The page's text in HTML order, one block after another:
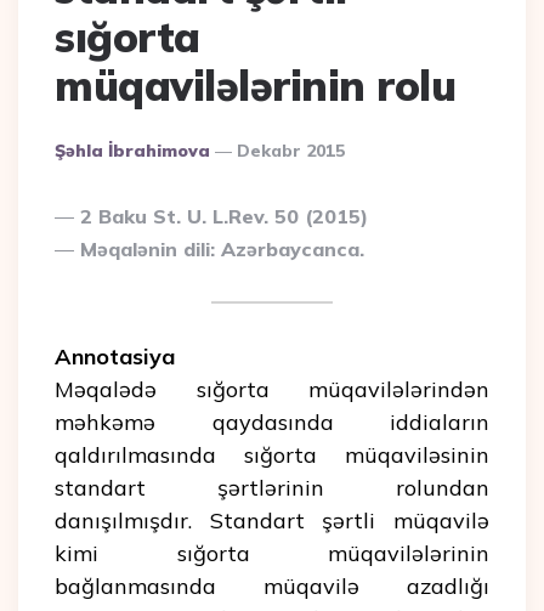
sığorta
müqavilələrinin rolu
Posted
By
Şəhla İbrahimova Dekabr 2015
2 Baku St. U. L.Rev. 50 (2015)
Məqalənin dili: Azərbaycanca.
Annotasiya
Məqalədə sığorta müqavilələrindən
məhkəmə qaydasında iddiaların
qaldırılmasında sığorta müqaviləsinin
standart şərtlərinin rolundan
danışılmışdır. Standart şərtli müqavilə
kimi sığorta müqavilələrinin
bağlanmasında müqavilə azadlığı